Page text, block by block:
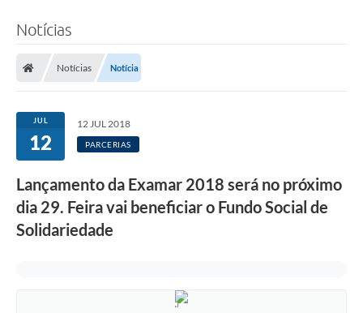
Notícias
Notícias Notícia
JUL
12
12 JUL 2018
PARCERIAS
Lançamento da Examar 2018 será no próximo
dia 29. Feira vai beneficiar o Fundo Social de
Solidariedade